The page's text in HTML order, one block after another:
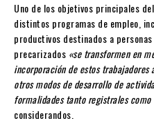
Uno de los objetivos principales
distintos programas de empleo,
productivos destinados a
precarizados «se transformen en
incorporación de estos
otros modos de desarrollo de
formalidades tanto registrales
considerandos.